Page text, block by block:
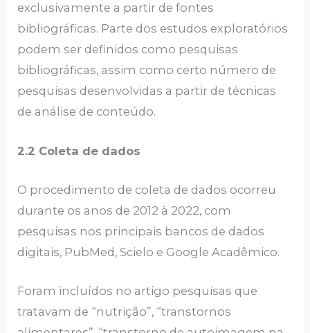
exclusivamente a partir de fontes
bibliográficas. Parte dos estudos exploratórios
podem ser definidos como pesquisas
bibliográficas, assim como certo número de
pesquisas desenvolvidas a partir de técnicas
de análise de conteúdo.
2.2 Coleta de dados
O procedimento de coleta de dados ocorreu
durante os anos de 2012 à 2022, com
pesquisas nos principais bancos de dados
digitais, PubMed, Scielo e Google Acadêmico.
Foram incluídos no artigo pesquisas que
tratavam de “nutrição”, “transtornos